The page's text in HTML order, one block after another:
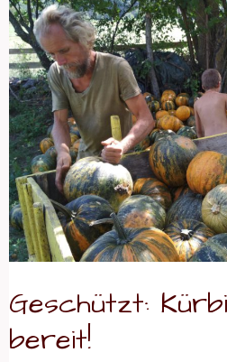
Geschützt:
bereit!
Kürbis
–
Zu
allem
bereit!